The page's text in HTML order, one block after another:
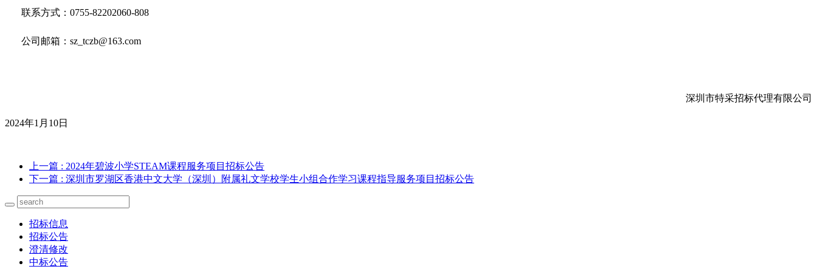
联系方式： 0755-82202060-808
公司邮箱： sz_tczb@163.com
深圳市特采招标代理有限公司
2024年1月10日
上一篇 : 2024年碧波小学STEAM课程服务项目招标公告
下一篇 : 深圳市罗湖区香港中文大学（深圳）附属礼文学校学生小组合作学习课程指导服务项目招标公告
招标信息
招标公告
澄清修改
中标公告